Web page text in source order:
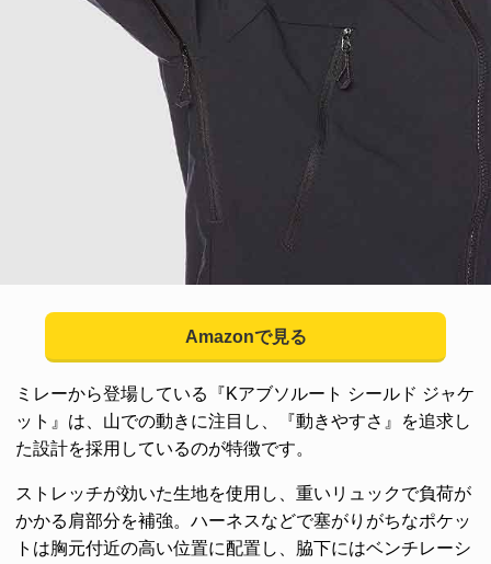
Amazonで見る
ミレーから登場している『Kアブソルート シールド ジャケ
ット』は、山での動きに注目し、『動きやすさ』を追求し
た設計を採用しているのが特徴です。
ストレッチが効いた生地を使用し、重いリュックで負荷が
かかる肩部分を補強。ハーネスなどで塞がりがちなポケッ
トは胸元付近の高い位置に配置し、脇下にはベンチレーシ